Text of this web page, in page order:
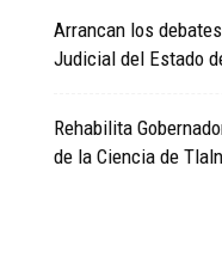
Arrancan los
Judicial del Estado
Rehabilita
de la Ciencia de